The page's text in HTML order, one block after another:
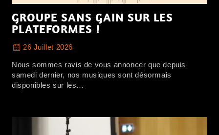
GROUPE SANS GAIN SUR LES
PLATEFORMES !
26 Juillet 2026
Nous sommes ravis de vous annoncer que depuis
samedi dernier, nos musiques sont désormais
disponibles sur les…